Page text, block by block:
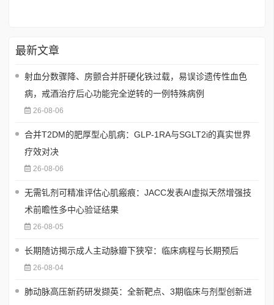
最新文章
射血分数骤降、房颤合并肝硬化铁过载，易误诊遗传性血色
病，戒酒治疗后心功能完全逆转的一例特殊病例
26-08-06
合并T2DM的肥厚型心肌病：GLP-1RA与SGLT2i的真实世界
疗效对决
26-08-06
无需钆剂可精准评估心肌瘢痕：JACC发表AI虚拟天然增强技
术前瞻性多中心验证结果
26-08-05
长期随访揭示成人主动脉瓣下狭窄：临床病程与长期预后
26-08-04
肺动脉高压新药研发撷英：全新靶点、3期临床与剂型创新进